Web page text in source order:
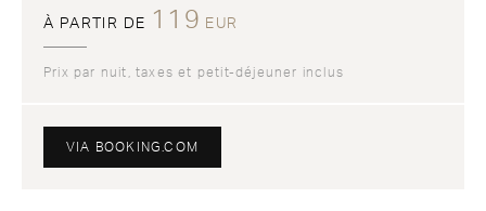
À PARTIR DE 119 EUR
Prix par nuit, taxes et petit-déjeuner inclus
VIA BOOKING.COM